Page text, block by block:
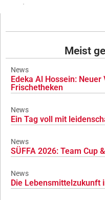
Meist
News
Edeka Al Hossein:
Frischetheken
News
Ein Tag voll mit
News
SÜFFA 2026: Team Cup
News
Die Lebensmittelzukunft